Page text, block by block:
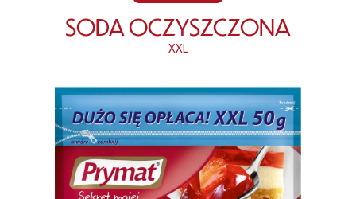
SODA OCZYSZCZONA
XXL